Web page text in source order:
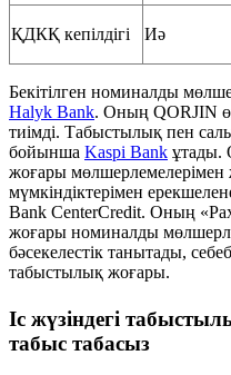
ҚДКҚ кепілдігі Иә
Бекітілген номиналды
Halyk Bank. Оның QORJIN
тиімді. Табыстылық пен
бойынша Kaspi Bank ұтады.
жоғары
мүмкіндіктерімен
Bank CenterCredit. Оның
жоғары номиналды
бәсекелестік танытады,
табыстылық жоғары.
Іс жүзіндегі
табыс табасыз